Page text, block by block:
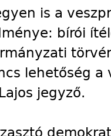
is a
bírói
lehetőség a
jegyző.